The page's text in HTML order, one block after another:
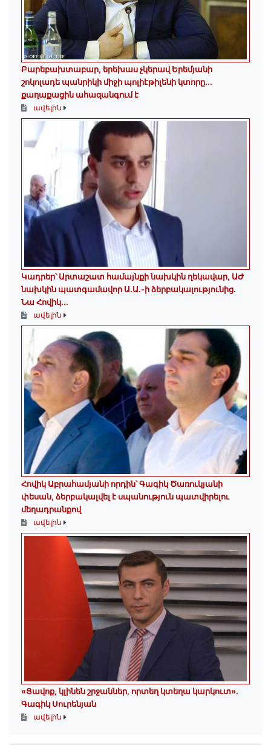
Բարեբախտաբար, երեխաս չկերավ Երեմյանի
շոկոլադե պանրիկի միջի պոլիէթիլենի կտորը․․․
քաղաքացին ահազանգում է
ավելին
Կադրեր՝ Արտաշատ համայնքի նախկին ղեկավար, ԱԺ
նախկին պատգամավոր Ա.Ա.-ի ձերբակալությունից.
Նա Հովիկ...
ավելին
Հովիկ Աբրահամյանի որդին՝ Գագիկ Ծառուկյանի
փեսան, ձերբակալվել է սպանություն պատվիրելու
մեղադրանքով
ավելին
«Ցավոք, կլինեն շրջաններ, որտեղ կտեղա կարկուտ»․
Գագիկ Սուրենյան
ավելին